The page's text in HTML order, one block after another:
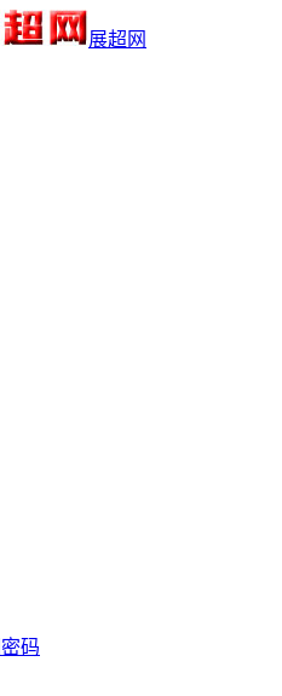
展超网
码